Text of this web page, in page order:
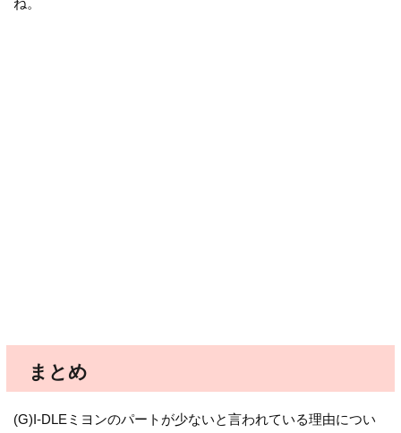
まとめ
(G)I-DLEミヨンのパートが少ないと言われている理由につい